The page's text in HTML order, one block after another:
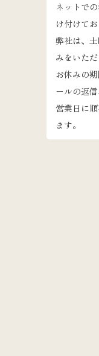
ネットで
け付けてお
弊社は、
みをいただ
お休みの
ールの返
営業日に
ます。